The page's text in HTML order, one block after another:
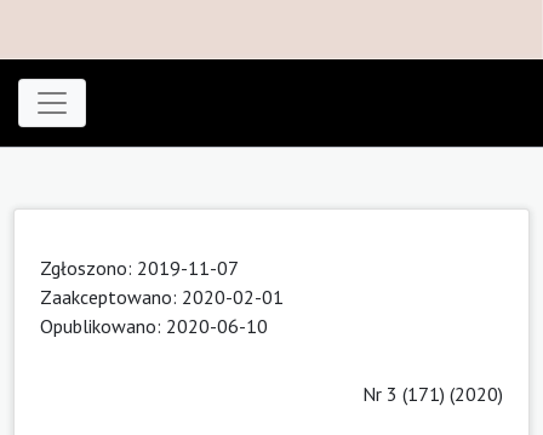
Zgłoszono: 2019-11-07
Zaakceptowano: 2020-02-01
Opublikowano: 2020-06-10
Nr 3 (171) (2020)